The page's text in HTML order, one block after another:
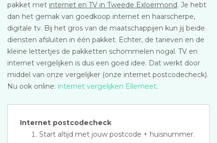
pakket met internet en TV in Tweede Exloërmond. Je hebt
dan het gemak van goedkoop internet en haarscherpe,
digitale tv. Bij het gros van de maatschappijen kun jij beide
diensten afsluiten in één pakket. Echter, de tarieven en de
kleine lettertjes de pakketten schommelen nogal. TV en
internet vergelijken is dus een goed idee. Dat werkt door
middel van onze vergelijker (onze internet postcodecheck).
Nu ook online: internet vergelijken Ellemeet.
Internet postcodecheck
Start altijd met jouw postcode + huisnummer.